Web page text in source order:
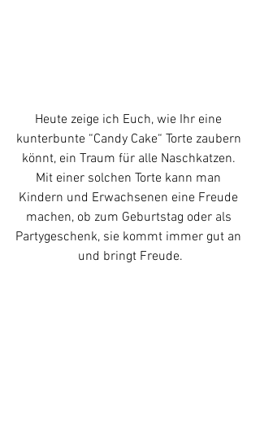
Heute zeige ich Euch, wie Ihr eine
kunterbunte “Candy Cake“ Torte zaubern
könnt, ein Traum für alle Naschkatzen.
Mit einer solchen Torte kann man
Kindern und Erwachsenen eine Freude
machen, ob zum Geburtstag oder als
Partygeschenk, sie kommt immer gut an
und bringt Freude.